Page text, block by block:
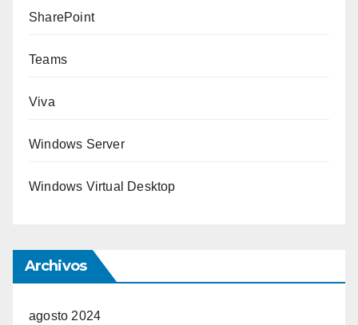
SharePoint
Teams
Viva
Windows Server
Windows Virtual Desktop
Archivos
agosto 2024